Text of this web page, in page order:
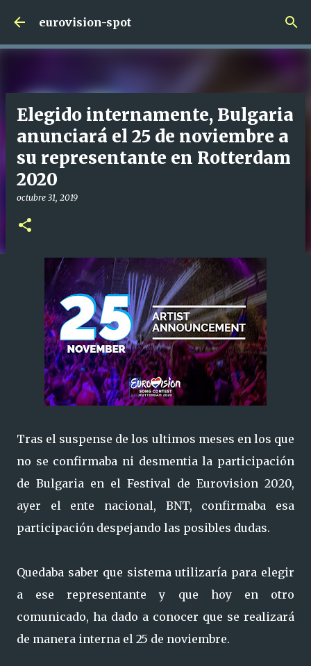
Ir al contenido principal
eurovision-spot
Elegido internamente, Bulgaria
anunciará el 25 de noviembre a
su representante en Rotterdam
2020
octubre 31, 2019
Tras el suspense de los ultimos meses en los que
no se confirmaba ni desmentia la participación
de Bulgaria en el Festival de Eurovision 2020,
ayer el ente nacional, BNT, confirmaba esa
participación despejando las posibles dudas.
Quedaba saber que sistema utilizaría para elegir
a ese representante y que hoy en otro
comunicado, ha dado a conocer que se realizará
de manera interna el 25 de noviembre.